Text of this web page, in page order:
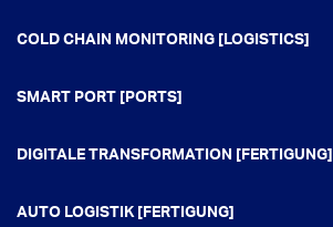
COLD CHAIN MONITORING [LOGISTICS]
SMART PORT [PORTS]
DIGITALE TRANSFORMATION [FERTIGUNG]
AUTO LOGISTIK [FERTIGUNG]